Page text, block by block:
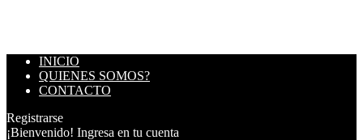
INICIO
QUIENES SOMOS?
CONTACTO
Registrarse
¡Bienvenido! Ingresa en tu cuenta